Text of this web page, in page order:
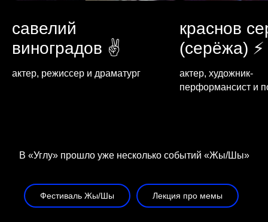
савелий
виноградов ✌
актер, режиссер и драматург
краснов
(серёжа) ⚡
актер, художник-
перформансист и
В «Углу» прошло уже несколько событий «Жы/Шы»
Фестиваль Жы/Шы Лекция про мемы